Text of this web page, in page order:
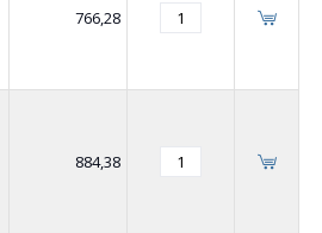
766,28
884,38